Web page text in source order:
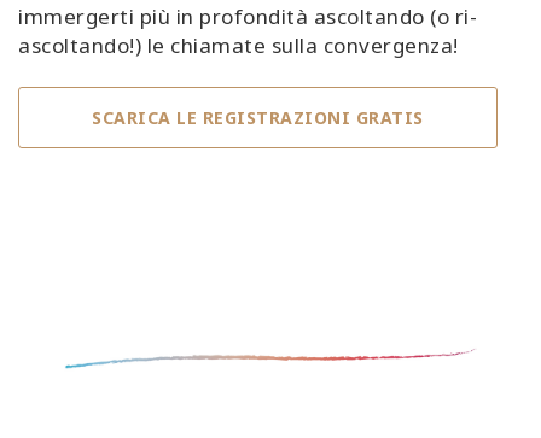
immergerti più in profondità ascoltando (o ri-
ascoltando!) le chiamate sulla convergenza!
SCARICA LE REGISTRAZIONI GRATIS